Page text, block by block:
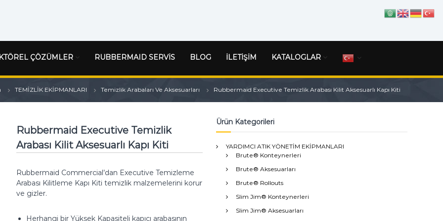
ÇÖZÜMLER RUBBERMAID SERVİS BLOG İLETİŞİM KATALOGLAR
TEMİZLİK EKİPMANLARI Temizlik Arabaları Ve Aksesuarları Rubbermaid Executive Temizlik Arabası Kilit Aksesuarlı Kapı Kiti
Rubbermaid Executive Temizlik
Arabası Kilit Aksesuarlı Kapı Kiti
Rubbermaid Commercial’dan Executive Temizleme
Arabası Kilitleme Kapı Kiti temizlik malzemelerini korur
ve gizler.
Herhangi bir Yüksek Kapasiteli kapıcı arabasının
Ürün Kategorileri
YARDIMCI ATIK YÖNETİM EKİPMANLARI
Brute® Konteynerleri
Brute® Aksesuarları
Brute® Rollouts
Slim Jim® Konteynerleri
Slim Jim® Aksesuarları